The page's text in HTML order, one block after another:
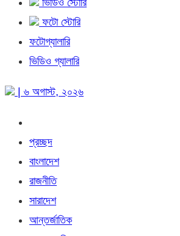
ভিডিও স্টোরি
ফটো স্টোরি
ফটোগ্যালারি
ভিডিও গ্যালারি
| ৬ অগাস্ট, ২০২৬
প্রচ্ছদ
বাংলাদেশ
রাজনীতি
সারাদেশ
আন্তর্জাতিক